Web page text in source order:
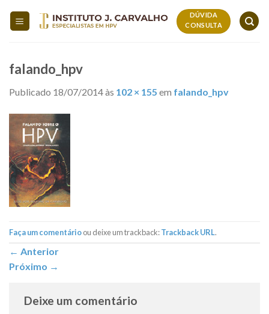
DÚVIDA
CONSULTA
falando_hpv
Publicado 18/07/2014às 102 × 155 em falando_hpv
Faça um comentárioou deixe um trackback:Trackback URL.
← Anterior
Próximo →
Deixe um comentário